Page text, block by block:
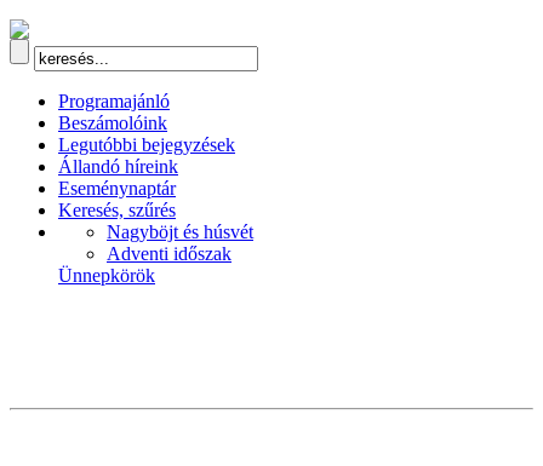
Programajánló
Beszámolóink
Legutóbbi bejegyzések
Állandó híreink
Eseménynaptár
Keresés, szűrés
Nagyböjt és húsvét
Adventi időszak
Ünnepkörök